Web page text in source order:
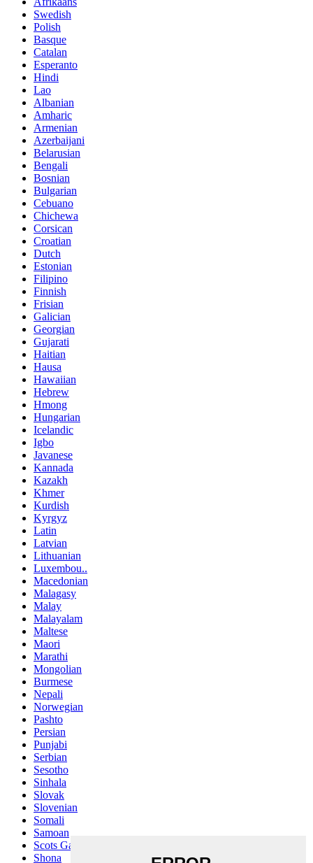
Swedish
Polish
Basque
Catalan
Esperanto
Hindi
Lao
Albanian
Amharic
Armenian
Azerbaijani
Belarusian
Bengali
Bosnian
Bulgarian
Cebuano
Chichewa
Corsican
Croatian
Dutch
Estonian
Filipino
Finnish
Frisian
Galician
Georgian
Gujarati
Haitian
Hausa
Hawaiian
Hebrew
Hmong
Hungarian
Icelandic
Igbo
Javanese
Kannada
Kazakh
Khmer
Kurdish
Kyrgyz
Latin
Latvian
Lithuanian
Luxembou..
Macedonian
Malagasy
Malay
Malayalam
Maltese
Maori
Marathi
Mongolian
Burmese
Nepali
Norwegian
Pashto
Persian
Punjabi
Serbian
Sesotho
Sinhala
Slovak
Slovenian
Somali
Samoan
Scots Gaelic
Shona